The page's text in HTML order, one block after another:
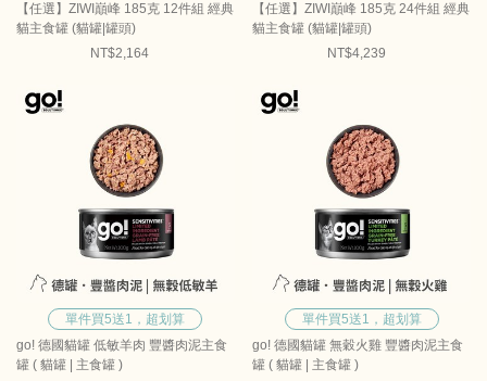
【任選】ZIWI巔峰 185克 12件組 經典
貓主食罐 (貓罐|罐頭)
NT$2,164
【任選】ZIWI巔峰 185克 24件組 經典
貓主食罐 (貓罐|罐頭)
NT$4,239
單件買5送1，超划算
go! 德國貓罐 低敏羊肉 豐醬肉泥主食
罐 ( 貓罐 | 主食罐 )
單件買5送1，超划算
go! 德國貓罐 無穀火雞 豐醬肉泥主食
罐 ( 貓罐 | 主食罐 )